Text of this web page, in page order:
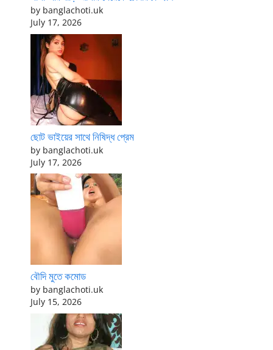
by banglachoti.uk
July 17, 2026
ছোট ভাইয়ের সাথে নিষিদ্ধ প্রেম
by banglachoti.uk
July 17, 2026
বৌদি মুতে কমোড
by banglachoti.uk
July 15, 2026